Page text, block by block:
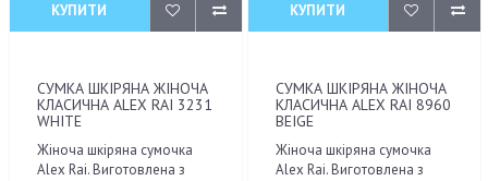
КУПИТИ
СУМКА ШКІРЯНА ЖІНОЧА
КЛАСИЧНА ALEX RAI 3231
WHITE
Жіноча шкіряна сумочка
Alex Rai. Виготовлена з
КУПИТИ
СУМКА ШКІРЯНА ЖІНОЧА
КЛАСИЧНА ALEX RAI 8960
BEIGE
Жіноча шкіряна сумочка
Alex Rai. Виготовлена з